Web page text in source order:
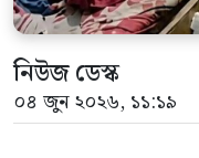
নিউজ ডেস্ক
০৪ জুন ২০২৬, ১১:১৯